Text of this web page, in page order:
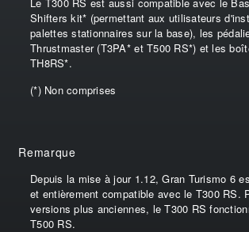
Shifters kit* (permettant aux utilisateurs
palettes stationnaires sur la base), les
Thrustmaster (T3PA* et T500 RS*) et les
TH8RS*.
(*) Non comprises
Remarque
Depuis la mise à jour 1.12, Gran Turismo 6
et entièrement compatible avec le T300 RS.
versions plus anciennes, le T300 RS
T500 RS.